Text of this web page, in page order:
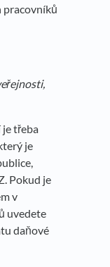
pracovníků
třeba
je
Pokud je
v
uvedete
daňové